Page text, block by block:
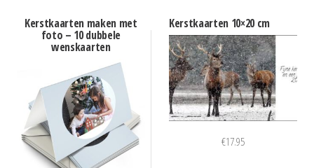
Kerstkaarten maken met
foto – 10 dubbele
wenskaarten
Kerstkaarten 10×20 cm
€17.95